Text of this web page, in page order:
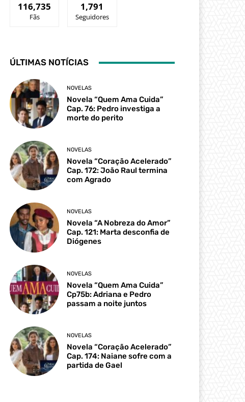
116,735
Fãs
1,791
Seguidores
ÚLTIMAS NOTÍCIAS
NOVELAS
Novela “Quem Ama Cuida”
Cap. 76: Pedro investiga a
morte do perito
NOVELAS
Novela “Coração Acelerado”
Cap. 172: João Raul termina
com Agrado
NOVELAS
Novela “A Nobreza do Amor”
Cap. 121: Marta desconfia de
Diógenes
NOVELAS
Novela “Quem Ama Cuida”
Cp75b: Adriana e Pedro
passam a noite juntos
NOVELAS
Novela “Coração Acelerado”
Cap. 174: Naiane sofre com a
partida de Gael